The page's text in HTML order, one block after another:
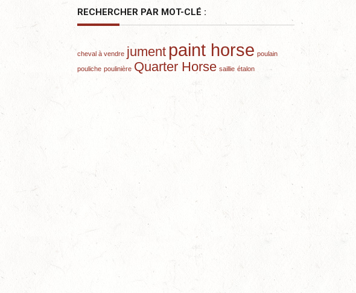
RECHERCHER PAR MOT-CLÉ :
cheval à vendre jument paint horse poulain
pouliche poulinière Quarter Horse saillie étalon